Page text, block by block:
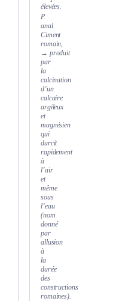
élevées.
P.
anal.
Ciment
romain,
→ produit
par
la
calcination
d’un
calcaire
argileux
et
magnésien
qui
durcit
rapidement
à
l’air
et
même
sous
l’eau
(nom
donné
par
allusion
à
la
durée
des
constructions
romaines).